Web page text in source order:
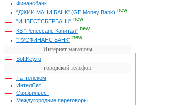
Финансбанк
"ДЖИИ МАНИ БАНК" (GE Money Bank) new
"ИНВЕСТСБЕРБАНК" new
КБ "Ренессанс Капитал" new
"РУСФИНАНС БАНК" new
Интернет магазины
SoftKey.ru
городской телефон
Таттелеком
ИнтелСет
Связьинвест
Междугородние переговоры